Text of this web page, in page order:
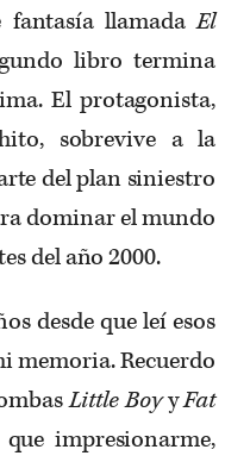
fantasía llamadaEl
libro termina
El protagonista,
sobrevive a la
del plan siniestro
dominar el mundo
del año 2000.
desde que leí esos
memoria. Recuerdo
Little BoyyFat
impresionarme,